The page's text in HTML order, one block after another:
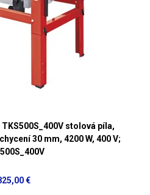
stolová píla,
30 mm, 4200 W, 400 V;
€